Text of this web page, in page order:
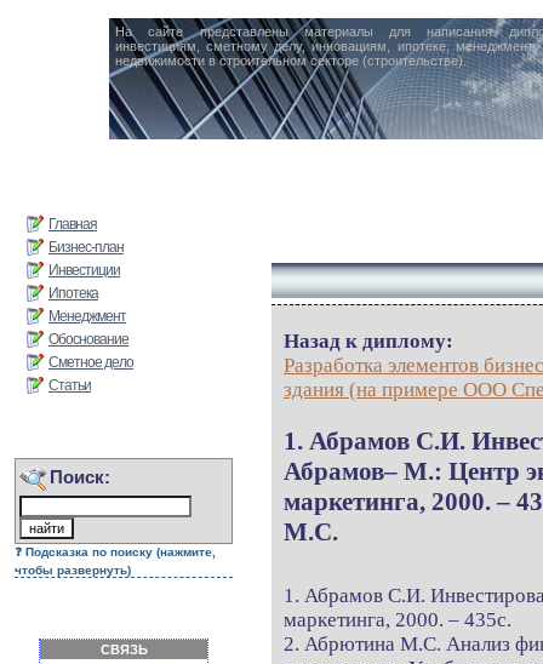
На сайте представлены материалы для написания
инвестициям, сметному делу, инновациям, ипотеке,
недвижимости в строительном секторе (строительстве).
Главная
Бизнес-план
Инвестиции
Ипотека
Менеджмент
Обоснование
Сметное дело
Статьи
Поиск:
Подсказка по поиску (нажмите,
чтобы развернуть)
СВЯЗЬ
Назад к диплому:
Разработка элементов
здания (на примере ООО
1. Абрамов С.И.
Абрамов– М.: Центр
маркетинга, 2000. –
М.С.
1. Абрамов С.И.
маркетинга, 2000. – 435с.
2. Абрютина М.С. Анализ